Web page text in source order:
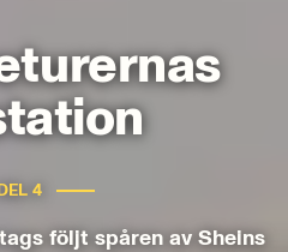
4
följt spåren av Sheins